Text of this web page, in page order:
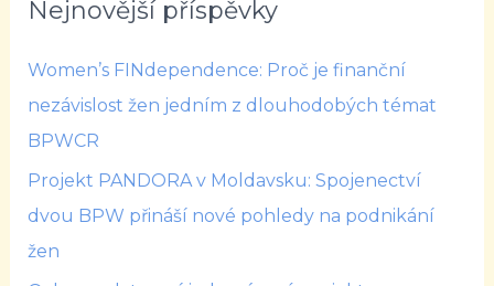
Nejnovější příspěvky
Women’s FINdependence: Proč je finanční
nezávislost žen jedním z dlouhodobých témat
BPWCR
Projekt PANDORA v Moldavsku: Spojenectví
dvou BPW přináší nové pohledy na podnikání
žen